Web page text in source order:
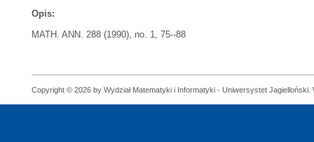
Opis:
MATH. ANN. 288 (1990), no. 1, 75--88
Copyright © 2026 by Wydział Matematyki i Informatyki - Uniwersystet